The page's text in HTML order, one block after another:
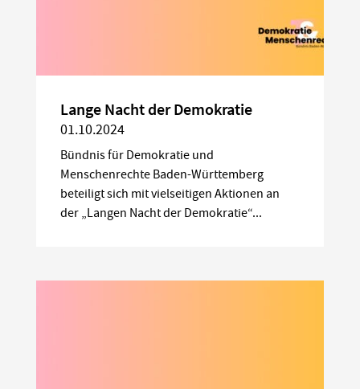
Lange Nacht der Demokratie
01.10.2024
Bündnis für Demokratie und
Menschenrechte Baden-Württemberg
beteiligt sich mit vielseitigen Aktionen an
der „Langen Nacht der Demokratie“...